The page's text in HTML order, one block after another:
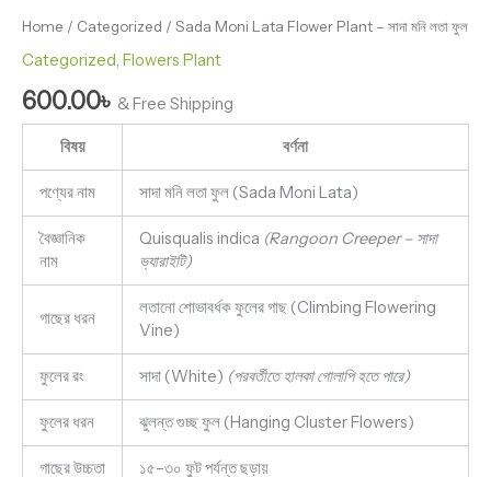
Home / Categorized / Sada Moni Lata Flower Plant – সাদা মনি লতা ফুল
Categorized, Flowers Plant
600.00৳ & Free Shipping
বিষয় বর্ণনা
পণ্যের নাম সাদা মনি লতা ফুল (Sada Moni Lata)
বৈজ্ঞানিক
নাম
Quisqualis indica (Rangoon Creeper – সাদা
ভ্যারাইটি)
গাছের ধরন
লতানো শোভাবর্ধক ফুলের গাছ (Climbing Flowering
Vine)
ফুলের রং সাদা (White) (পরবর্তীতে হালকা গোলাপি হতে পারে)
ফুলের ধরন ঝুলন্ত গুচ্ছ ফুল (Hanging Cluster Flowers)
গাছের উচ্চতা ১৫–৩০ ফুট পর্যন্ত ছড়ায়